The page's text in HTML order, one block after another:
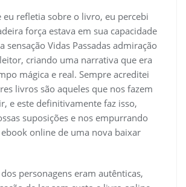
eu refletia sobre o livro, eu percebi
força estava em sua capacidade
sensação Vidas Passadas admiração
criando uma narrativa que era
mágica e real. Sempre acreditei
livros são aqueles que nos fazem
e este definitivamente faz isso,
suposições e nos empurrando
online de uma nova baixar
personagens eram autênticas,